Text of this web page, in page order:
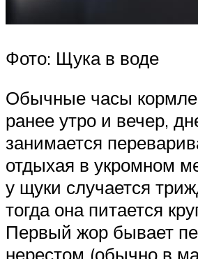
Фото: Щука в воде
Обычные часы
ранее утро и вечер,
занимается
отдыхая в укромном
у щуки случается
тогда она питается
Первый жор бывает
нерестом (обычно в